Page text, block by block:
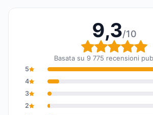
9,3/10
Basata su 9 775 recensioni
5
4
3
2